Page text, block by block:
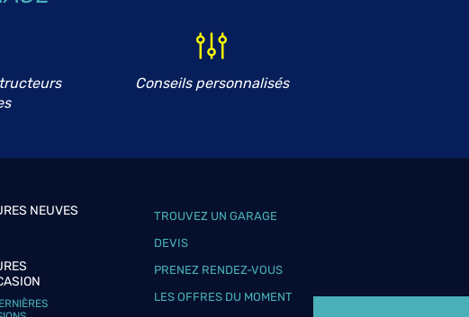
Conseils personnalisés
NEUVES
TROUVEZ UN GARAGE
DEVIS
PRENEZ RENDEZ-VOUS
LES OFFRES DU MOMENT